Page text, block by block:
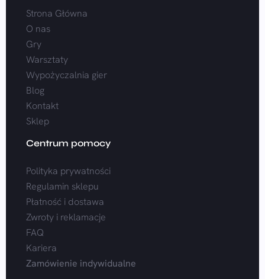
Strona Główna
O nas
Gry
Warsztaty
Wypożyczalnia gier
Blog
Kontakt
Sklep
Centrum pomocy
Polityka prywatności
Regulamin sklepu
Płatność i dostawa
Zwroty i reklamacje
FAQ
Kariera
Zamówienie indywidualne